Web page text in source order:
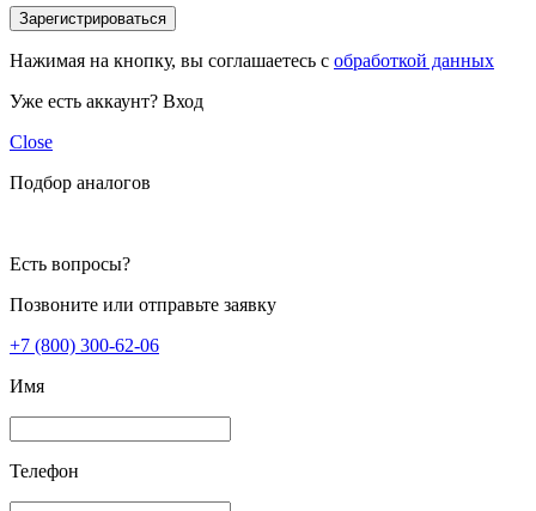
Зарегистрироваться
Нажимая на кнопку, вы соглашаетесь с обработкой данных
Уже есть аккаунт? Вход
Close
Подбор аналогов
Есть вопросы?
Позвоните или отправьте заявку
+7 (800) 300-62-06
Имя
Телефон